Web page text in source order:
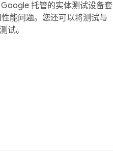
托管的实体测试设备套
能问题。您还可以将测试与